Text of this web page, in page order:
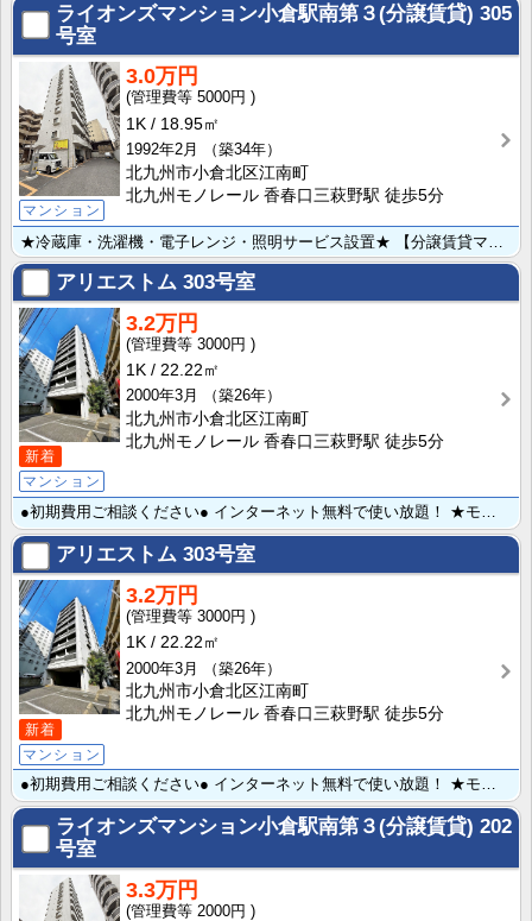
ライオンズマンション小倉駅南第３(分譲賃貸) 305
号室
マンション
3.0万円
5000円
1K
18.95㎡
1992年2月
（築34年）
北九州市小倉北区江南町
北九州モノレール 香春口三萩野駅 徒歩5分
アリエストム 303号室
新着
マンション
3.2万円
3000円
1K
22.22㎡
2000年3月
（築26年）
北九州市小倉北区江南町
北九州モノレール 香春口三萩野駅 徒歩5分
●初期費用ご相談ください● インターネット無料で使い放題！ ★モノレール香春口三萩野まで徒歩６分と都･･･
アリエストム 303号室
新着
マンション
3.2万円
3000円
1K
22.22㎡
2000年3月
（築26年）
北九州市小倉北区江南町
北九州モノレール 香春口三萩野駅 徒歩5分
●初期費用ご相談ください● インターネット無料で使い放題！ ★モノレール香春口三萩野まで徒歩６分と都･･･
ライオンズマンション小倉駅南第３(分譲賃貸) 202
号室
3.3万円
2000円